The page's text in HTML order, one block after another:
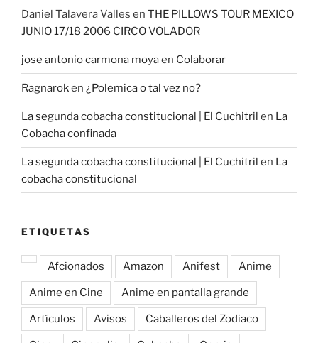
Daniel Talavera Valles en THE PILLOWS TOUR MEXICO
JUNIO 17/18 2006 CIRCO VOLADOR
jose antonio carmona moyaen Colaborar
Ragnaroken ¿Polemica o tal vez no?
La segunda cobacha constitucional | El Cuchitril en La
Cobacha confinada
La segunda cobacha constitucional | El Cuchitril en La
cobacha constitucional
ETIQUETAS
Afcionados Amazon Anifest Anime
Anime en Cine Anime en pantalla grande
Artículos Avisos Caballeros del Zodiaco